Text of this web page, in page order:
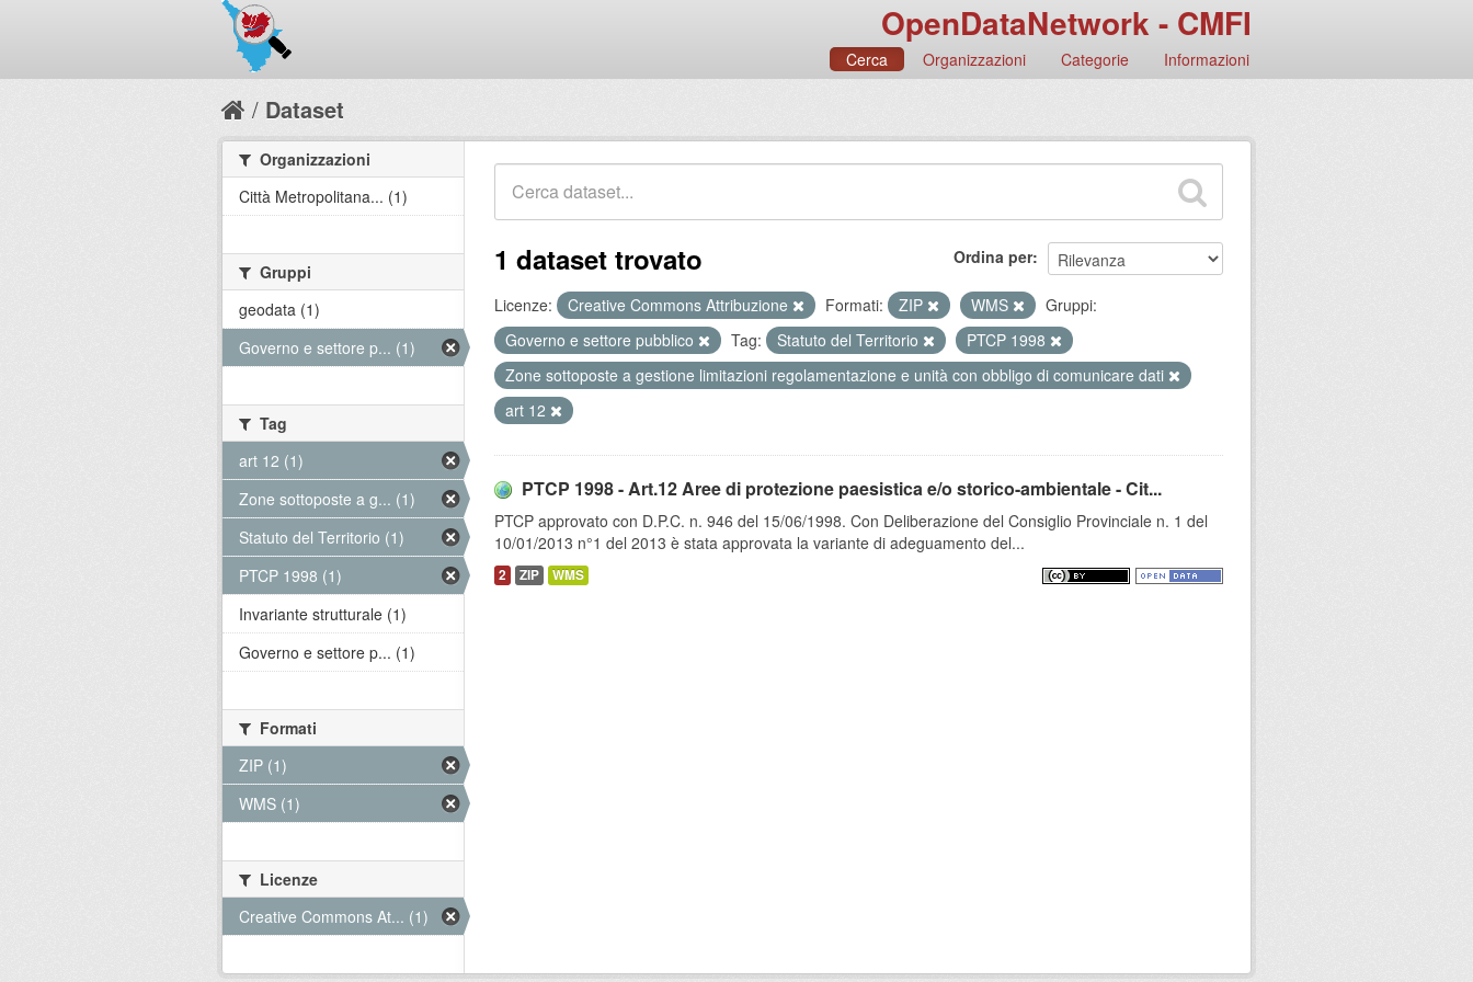
OpenDataNetwork - CMFI
Cerca Organizzazioni Categorie Informazioni
Dataset
Ordina per
1 dataset trovato
Licenze: Creative Commons Attribuzione Formati: ZIP WMS
Gruppi:
Governo e settore pubblico
Tag: Statuto del Territorio
PTCP 1998
Zone sottoposte a gestione limitazioni regolamentazione e unità con obbligo di comunicare dati
art 12
PTCP 1998 - Art.12 Aree di protezione paesistica e/o storico-ambientale - Cit...
PTCP approvato con D.P.C. n. 946 del 15/06/1998. Con Deliberazione del Consiglio Provinciale n. 1 del
10/01/2013 n°1 del 2013 è stata approvata la variante di adeguamento del...
2 ZIP WMS
Organizzazioni
Città Metropolitana... (1)
Gruppi
geodata (1)
Governo e settore p... (1)
Tag
art 12 (1)
Zone sottoposte a g... (1)
Statuto del Territorio (1)
PTCP 1998 (1)
Invariante strutturale (1)
Governo e settore p... (1)
Formati
ZIP (1)
WMS (1)
Licenze
Creative Commons At... (1)